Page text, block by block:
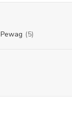
Pewag (5)